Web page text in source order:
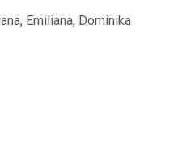
Emiliana, Dominika